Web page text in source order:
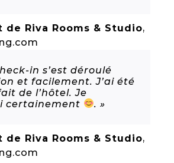
de Riva Rooms & Studio,
in s’est déroulé
et facilement. J’ai été
de l’hôtel. Je
certainement
. »
de Riva Rooms & Studio,